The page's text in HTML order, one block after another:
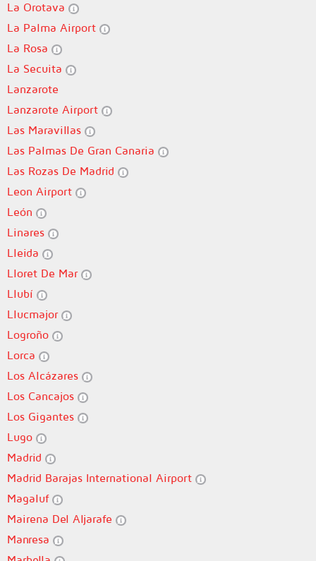
La Orotava
La Palma Airport
La Rosa
La Secuita
Lanzarote
Lanzarote Airport
Las Maravillas
Las Palmas De Gran Canaria
Las Rozas De Madrid
Leon Airport
León
Linares
Lleida
Lloret De Mar
Llubí
Llucmajor
Logroño
Lorca
Los Alcázares
Los Cancajos
Los Gigantes
Lugo
Madrid
Madrid Barajas International Airport
Magaluf
Mairena Del Aljarafe
Manresa